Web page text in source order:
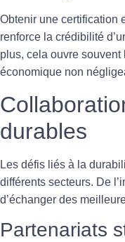
Obtenir une certification
renforce la crédibilité
plus, cela ouvre souvent
économique non
durables
Les défis liés à la
différents secteurs. De
d’échanger des
Partenariats